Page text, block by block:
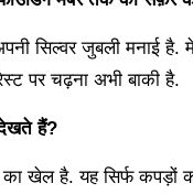
सिल्वर जुबली मनाई है.
पर चढ़ना अभी बाकी है.
हैं?
का खेल है. यह सिर्फ कपड़ों